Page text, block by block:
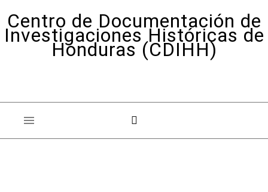
Centro de Documentación de
Investigaciones Históricas de
Honduras (CDIHH)